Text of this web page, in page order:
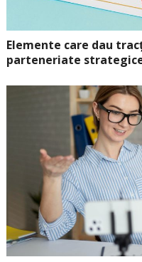
Elemente care dau
parteneriate